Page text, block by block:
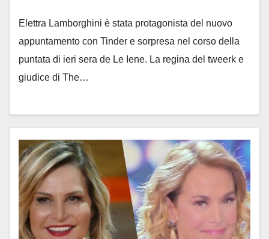
Elettra Lamborghini è stata protagonista del nuovo
appuntamento con Tinder e sorpresa nel corso della
puntata di ieri sera de Le Iene. La regina del tweerk e
giudice di The…